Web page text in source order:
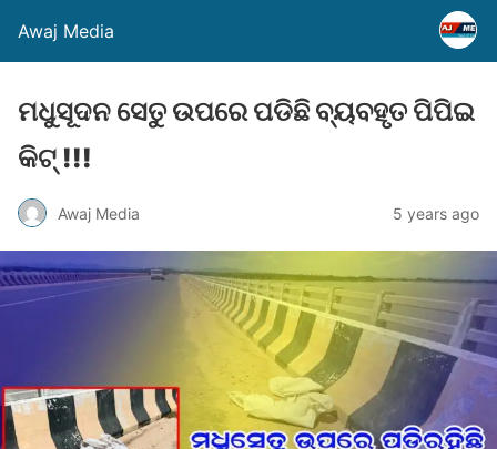
Awaj Media
ମଧୁସୂଦନ ସେତୁ ଉପରେ ପଡିଛି ବ୍ୟବହୃତ ପିପିଇ
କିଟ୍ !!!
Awaj Media 5 years ago